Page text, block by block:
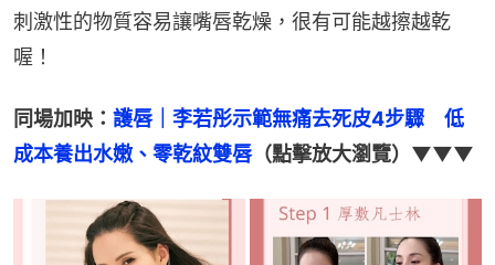
刺激性的物質容易讓嘴唇乾燥，很有可能越擦越乾
喔！
同場加映： 護唇｜李若彤示範無痛去死皮4步驟　低
成本養出水嫩、零乾紋雙唇（點擊放大瀏覽）▼▼▼